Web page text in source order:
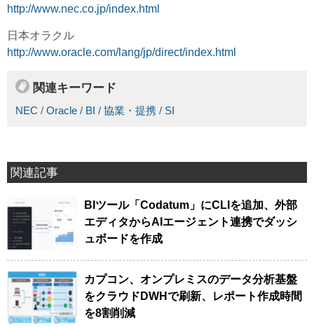
http://www.nec.co.jp/index.html
日本オラクル
http://www.oracle.com/lang/jp/direct/index.html
関連キーワード
NEC / Oracle / BI / 協業・提携 / SI
関連記事
BIツール「Codatum」にCLIを追加、外部
エディタからAIエージェント連携でダッシ
ュボードを作成
カプコン、オンプレミスのデータ分析基盤
をクラウドDWHで刷新、レポート作成時間
を8割削減